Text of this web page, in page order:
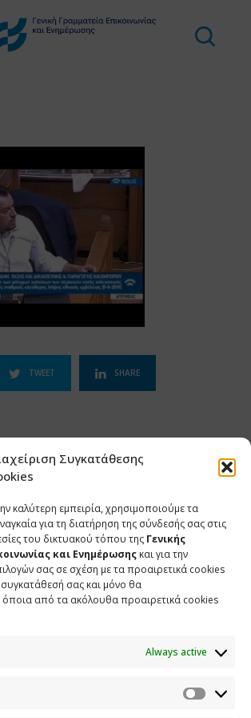
Συγκατάθεσης
καλύτερη εμπειρία, χρησιμοποιούμε τα
για τη διατήρηση της σύνδεσής σας στις
του δικτυακού τόπου της Γενικής
και Ενημέρωσης και για την
σας σε σχέση με τα προαιρετικά cookies
σας και μόνο θα
από τα ακόλουθα προαιρετικά cookies
Always active
TWEET SHARE